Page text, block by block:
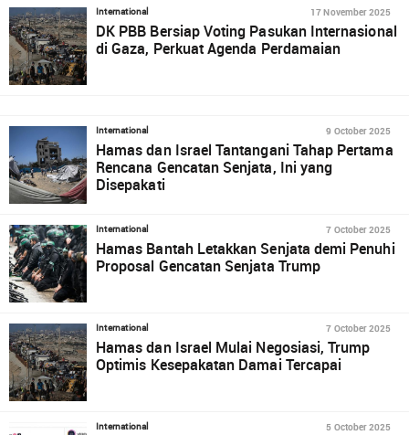
International 17 November 2025
DK PBB Bersiap Voting Pasukan Internasional
di Gaza, Perkuat Agenda Perdamaian
International 9 October 2025
Hamas dan Israel Tantangani Tahap Pertama
Rencana Gencatan Senjata, Ini yang
Disepakati
International 7 October 2025
Hamas Bantah Letakkan Senjata demi Penuhi
Proposal Gencatan Senjata Trump
International 7 October 2025
Hamas dan Israel Mulai Negosiasi, Trump
Optimis Kesepakatan Damai Tercapai
International 5 October 2025